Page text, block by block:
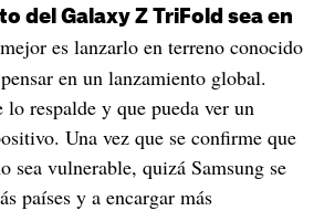
del Galaxy Z TriFold sea en
es lanzarlo en terreno conocido
en un lanzamiento global.
lo respalde y que pueda ver un
Una vez que se confirme que
sea vulnerable, quizá Samsung se
países y a encargar más